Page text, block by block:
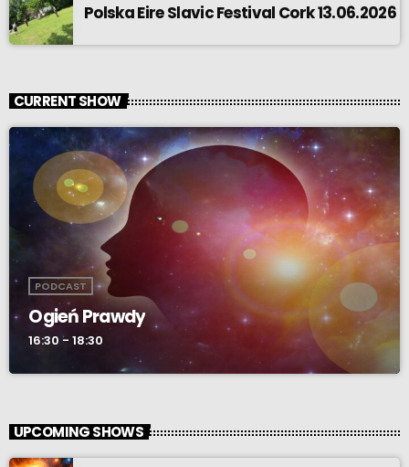
Polska Eire Slavic Festival Cork 13.06.2026
CURRENT SHOW
PODCAST
Ogień Prawdy
16:30 - 18:30
UPCOMING SHOWS